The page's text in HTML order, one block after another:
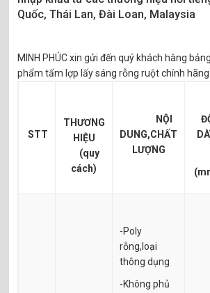
Quốc, Thái Lan, Đài Loan, Malaysia
MINH PHÚC xin gửi đến quý khách hàng
phẩm tấm lợp lấy sáng rỗng ruột chính hãng.
STT
THƯƠNG
HIỆU
(quy
cách)
NỘI
DUNG,CHẤT
LƯỢNG
-Poly
rỗng,loại
thông dụng
-Không phủ